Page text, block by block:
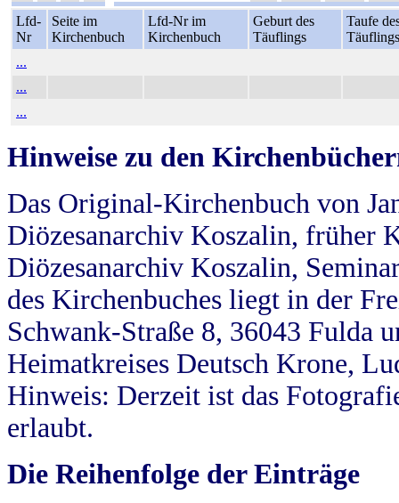
Lfd-
Nr
Seite im
Kirchenbuch
Lfd-Nr im
Kirchenbuch
Geburt des
Täuflings
Taufe
Täuflings
...
...
...
Hinweise zu den
Das Original-Kirchenbuch von
Diözesanarchiv Koszalin, früher
Diözesanarchiv Koszalin,
des Kirchenbuches liegt in der
Schwank-Straße 8, 36043 Fulda
Heimatkreises Deutsch Krone,
Hinweis: Derzeit ist das
erlaubt.
Die Reihenfolge der Einträge